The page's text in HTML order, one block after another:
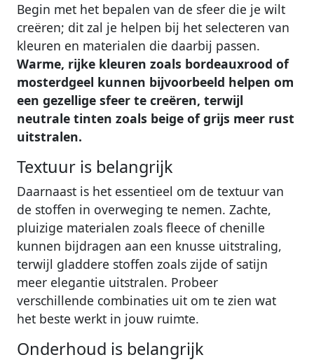
Begin met het bepalen van de sfeer die je wilt
creëren; dit zal je helpen bij het selecteren van
kleuren en materialen die daarbij passen.
Warme, rijke kleuren zoals bordeauxrood of
mosterdgeel kunnen bijvoorbeeld helpen om
een gezellige sfeer te creëren, terwijl
neutrale tinten zoals beige of grijs meer rust
uitstralen.
Textuur is belangrijk
Daarnaast is het essentieel om de textuur van
de stoffen in overweging te nemen. Zachte,
pluizige materialen zoals fleece of chenille
kunnen bijdragen aan een knusse uitstraling,
terwijl gladdere stoffen zoals zijde of satijn
meer elegantie uitstralen. Probeer
verschillende combinaties uit om te zien wat
het beste werkt in jouw ruimte.
Onderhoud is belangrijk